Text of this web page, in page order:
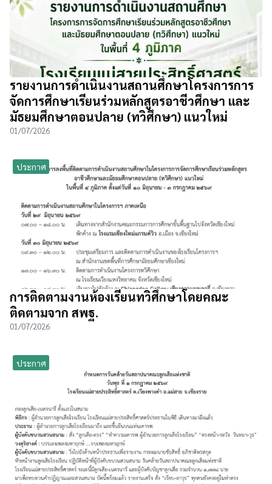
รายงานการดำเนินงานสถานศึกษาโครงการการ
จัดการศึกษาเรียนร่วมหลักสูตรอาชีวศึกษา และ
มัธยมศึกษาตอนปลาย (ทวิศึกษา) แนวใหม่
01/07/2026
ประกาศ
การติดตามงานห้องเรียนทวิศึกษาโดยคณะ
ติดตามจาก สพฐ.
01/07/2026
ประกาศ